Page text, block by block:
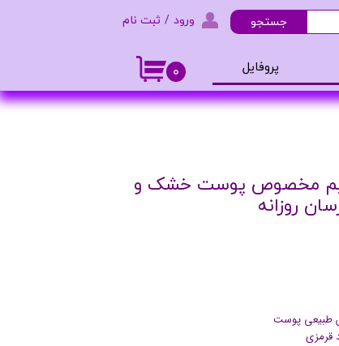
۰
ورود / ثبت نام
تغییر گذر واژه
پروفایل
جستجو
مخصوص پوست خشک و
روزانه
طبیعی پوست